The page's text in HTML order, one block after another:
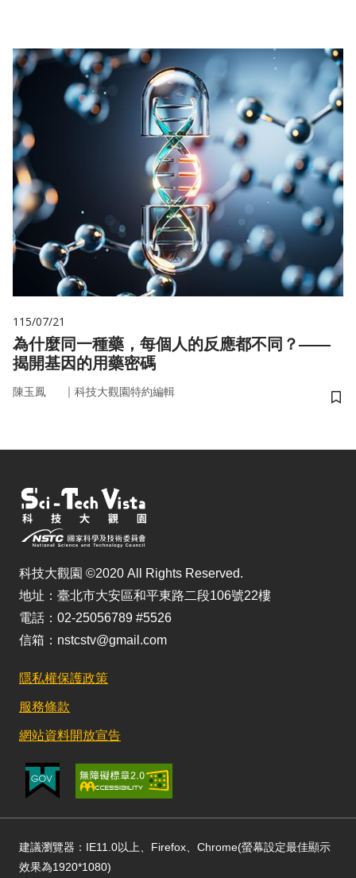
115/07/21
為什麼同一種藥，每個人的反應都不同？——
揭開基因的用藥密碼
陳玉鳳 ｜ 科技大觀園特約編輯
儲
科技大觀園 ©2020 All Rights Reserved.
地址：臺北市大安區和平東路二段106號22樓
電話：02-25056789 #5526
信箱：nstcstv@gmail.com
隱私權保護政策
服務條款
網站資料開放宣告
建議瀏覽器：IE11.0以上、Firefox、Chrome(螢幕設定最佳顯示
效果為1920*1080)